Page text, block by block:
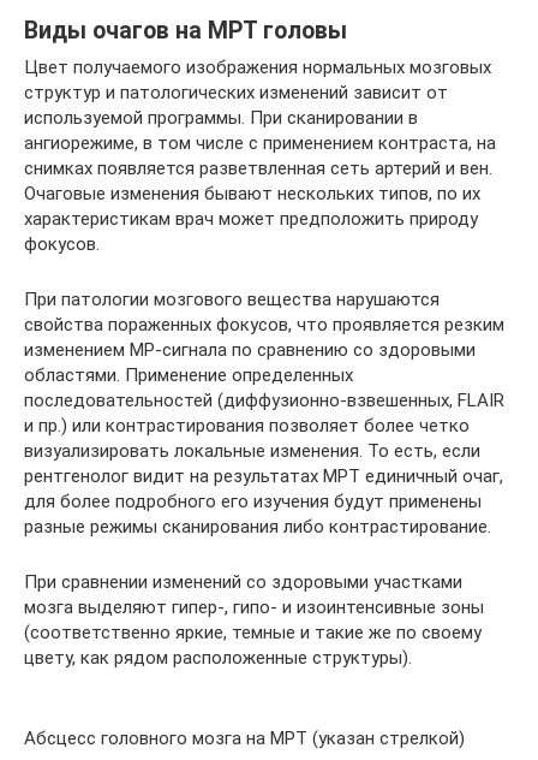
Виды очагов на МРТ головы
Цвет получаемого изображения нормальных мозговых
структур и патологических изменений зависит от
используемой программы. При сканировании в
ангиорежиме, в том числе с применением контраста, на
снимках появляется разветвленная сеть артерий и вен.
Очаговые изменения бывают нескольких типов, по их
характеристикам врач может предположить природу
фокусов.
При патологии мозгового вещества нарушаются
свойства пораженных фокусов, что проявляется резким
изменением МР-сигнала по сравнению со здоровыми
областями. Применение определенных
последовательностей (диффузионно-взвешенных, FLAIR
и пр.) или контрастирования позволяет более четко
визуализировать локальные изменения. То есть, если
рентгенолог видит на результатах МРТ единичный очаг,
для более подробного его изучения будут применены
разные режимы сканирования либо контрастирование.
При сравнении изменений со здоровыми участками
мозга выделяют гипер-, гипо- и изоинтенсивные зоны
(соответственно яркие, темные и такие же по своему
цвету, как рядом расположенные структуры).
Абсцесс головного мозга на МРТ (указан стрелкой)